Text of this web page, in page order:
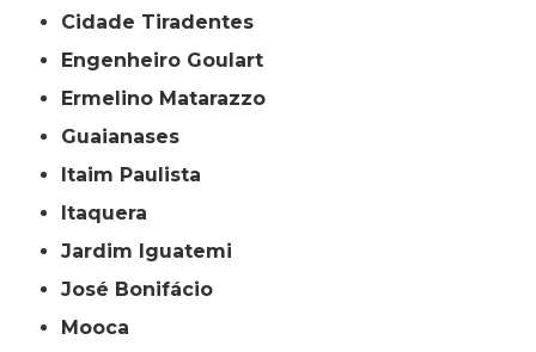
Cidade Tiradentes
Engenheiro Goulart
Ermelino Matarazzo
Guaianases
Itaim Paulista
Itaquera
Jardim Iguatemi
José Bonifácio
Mooca